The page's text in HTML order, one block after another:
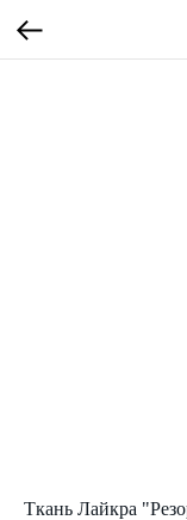
Ткань Лайкра